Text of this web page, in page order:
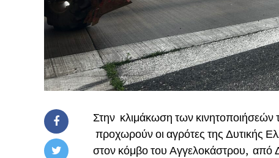
Στην κλιμάκωση των
προχωρούν οι αγρότες της Δυτικής
στον κόμβο του Αγγελοκάστρου, από